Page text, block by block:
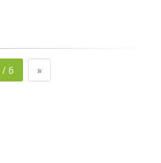
/ 6 »